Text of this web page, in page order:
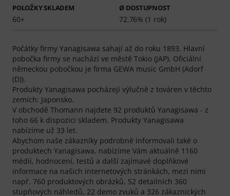
POLOŽKY SKLADEM
60+
Ø DOSTUPNOST
72.76% (1 rok)
Počátky firmy Yanagisawa sahají až do roku 1893. Hlavní
pobočka firmy se nachází ve městě Tokio (JAP). Oficiální
německou pobočkou je firma GEWA music GmbH (Adorf
(D)).
Produkty Yanagisawa pocházejí výlučně z továren v těchto
zemích: Japonsko.
V obchodě Thomann najdete 92 produktů Yanagisawa - z
toho 66 k dispozici skladem. Produkty Yanagisawa
nabízíme už 33 let.
Abychom naše zákazníky podrobně informovali také o
produktech Yanagisawa, nabízíme Vám aktuálně 1160
médií, hodnocení, testů a další zajímavé doplňkové
informace na našich internetových stránkách, mezi nimi
např. 760 produktových obrázků, 52 detailních 360
stupňových náhledů, 22 demo zvuků a 326 zákaznických